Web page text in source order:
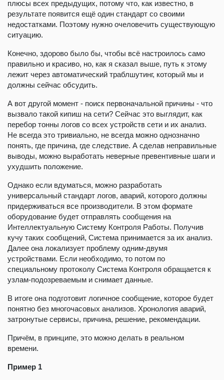
плюсы всех предыдущих, потому что, как известно, в
результате появится ещё один стандарт со своими
недостатками. Поэтому нужно очеловечить существующую
ситуацию.
Конечно, здорово было бы, чтобы всё настроилось само
правильно и красиво, но, как я сказал выше, путь к этому
лежит через автоматический траблшутинг, который мы и
должны сейчас обсудить.
А вот другой момент - поиск первоначальной причины - что
вызвало такой кипиш на сети? Сейчас это выглядит, как
перебор тонны логов со всех устройств сети и их анализ.
Не всегда это тривиально, не всегда можно однозначно
понять, где причина, где следствие. А сделав неправильные
выводы, можно выработать неверные превентивные шаги и
ухудшить положение.
Однако если вдуматься, можно разработать
универсальный стандарт логов, аварий, которого должны
придерживаться все производители. В этом формате
оборудование будет отправлять сообщения на
Интеллектуальную Систему Контроля Работы. Получив
кучу таких сообщений, Система принимается за их анализ.
Далее она локализует проблему одним-двумя
устройствами. Если необходимо, то потом по
специальному протоколу Система Контроля обращается к
узлам-подозреваемым и снимает данные.
В итоге она подготовит логичное сообщение, которое будет
понятно без многочасовых анализов. Хронология аварий,
затронутые сервисы, причина, решение, рекомендации.
Причём, в принципе, это можно делать в реальном
времени.
Пример 1